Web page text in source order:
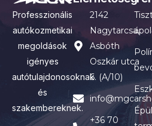
Professzionális
autókozmetikai
megoldások
igényes
autótulajdonosoknak
és
szakembereknek.
2142
Nagytarcsa,
Asbóth
Oszkár utca
6. (A/10)
+36 70